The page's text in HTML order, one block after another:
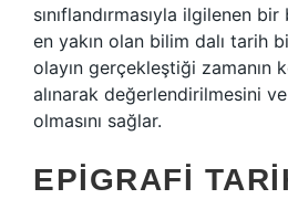
sınıflandırmasıyla ilgilenen
en yakın olan bilim dalı tarih
olayın gerçekleştiği zamanın
alınarak değerlendirilmesini
olmasını sağlar.
EPIGRAFI